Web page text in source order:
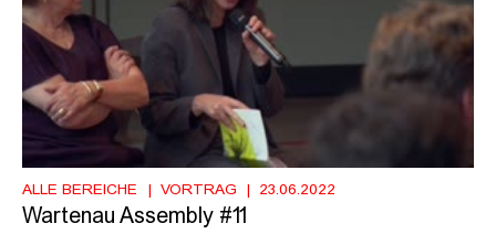
ALLE BEREICHE VORTRAG 23.06.2022
Wartenau Assembly #11